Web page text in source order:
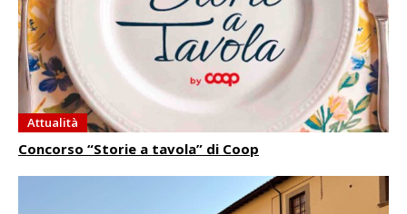
Attualità
Concorso “Storie a tavola” di Coop